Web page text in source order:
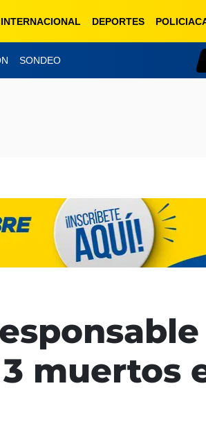
INTERNACIONAL DEPORTES
SONDEO
muertos